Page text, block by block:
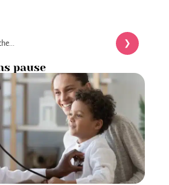
pause